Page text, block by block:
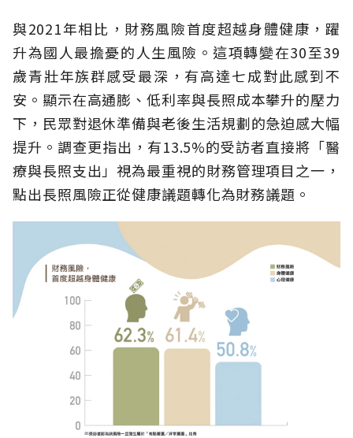
與2021年相比，財務風險首度超越身體健康，躍
升為國人最擔憂的人生風險。這項轉變在30至39
歲青壯年族群感受最深，有高達七成對此感到不
安。顯示在高通膨、低利率與長照成本攀升的壓力
下，民眾對退休準備與老後生活規劃的急迫感大幅
提升。調查更指出，有13.5%的受訪者直接將「醫
療與長照支出」視為最重視的財務管理項目之一，
點出長照風險正從健康議題轉化為財務議題。